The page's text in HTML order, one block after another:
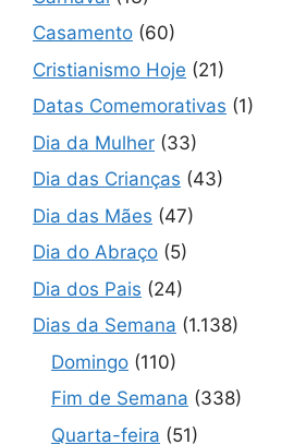
Casamento (60)
Cristianismo Hoje (21)
Datas Comemorativas (1)
Dia da Mulher (33)
Dia das Crianças (43)
Dia das Mães (47)
Dia do Abraço (5)
Dia dos Pais (24)
Dias da Semana (1.138)
Domingo (110)
Fim de Semana (338)
Quarta-feira (51)